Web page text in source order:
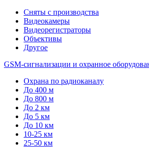
Сняты с производства
Видеокамеры
Видеорегистраторы
Объективы
Другое
GSM-сигнализации и охранное
Охрана по радиоканалу
До 400 м
До 800 м
До 2 км
До 5 км
До 10 км
10-25 км
25-50 км